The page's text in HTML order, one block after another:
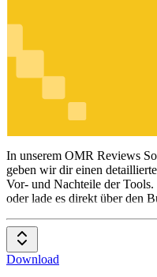
Sales
In unserem OMR Reviews
geben wir dir einen
Vor- und Nachteile der
oder lade es direkt über den
Download